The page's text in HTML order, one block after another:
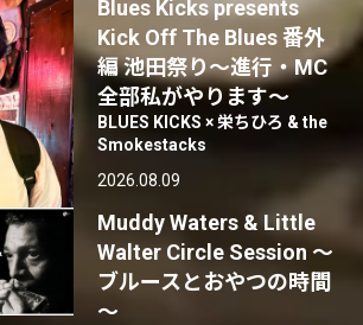
Blues Kicks presents
Kick Off The Blues 番外
編 池田祭り〜進行・MC
全部私がやります〜
BLUES KICKS × 栄ちひろ & the
Smokestacks
2026.08.09
Muddy Waters & Little
Walter Circle Session ～
ブルースとおやつの時間
～